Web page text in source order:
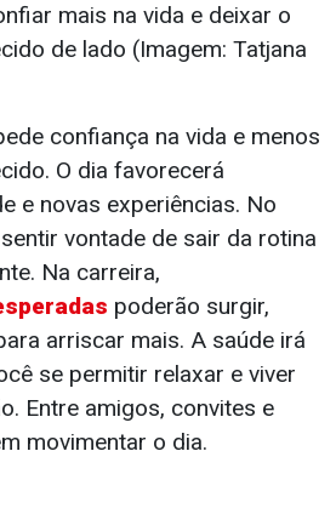
mais na vida e deixar o
de lado (Imagem: Tatjana
confiança na vida e menos
O dia favorecerá
e novas experiências. No
vontade de sair da rotina
Na carreira,
poderão surgir,
arriscar mais. A saúde irá
se permitir relaxar e viver
Entre amigos, convites e
movimentar o dia.